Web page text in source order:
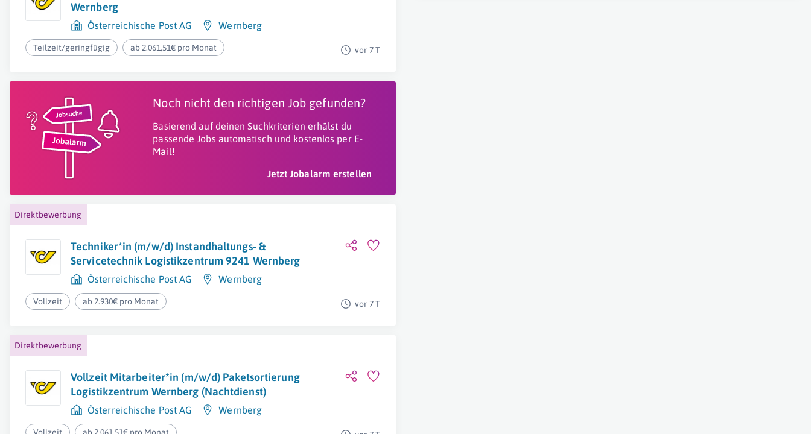
Wernberg
Österreichische Post AG Wernberg
Teilzeit/geringfügig ab 2.061,51€ pro Monat vor 7 T
Noch nicht den richtigen Job gefunden?
Basierend auf deinen Suchkriterien erhälst du
passende Jobs automatisch und kostenlos per E-
Mail!
Jetzt Jobalarm erstellen
Direktbewerbung
Techniker*in (m/w/d) Instandhaltungs- &
Servicetechnik Logistikzentrum 9241 Wernberg
Österreichische Post AG Wernberg
Vollzeit ab 2.930€ pro Monat vor 7 T
Direktbewerbung
Vollzeit Mitarbeiter*in (m/w/d) Paketsortierung
Logistikzentrum Wernberg (Nachtdienst)
Österreichische Post AG Wernberg